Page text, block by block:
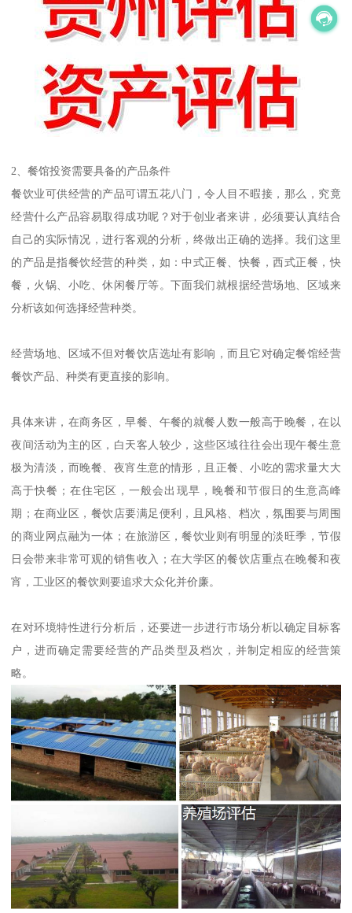
2、餐馆投资需要具备的产品条件
餐饮业可供经营的产品可谓五花八门，令人目不暇接，那么，究竟
经营什么产品容易取得成功呢？对于创业者来讲，必须要认真结合
自己的实际情况，进行客观的分析，终做出正确的选择。我们这里
的产品是指餐饮经营的种类，如：中式正餐、快餐，西式正餐，快
餐，火锅、小吃、休闲餐厅等。下面我们就根据经营场地、区域来
分析该如何选择经营种类。
经营场地、区域不但对餐饮店选址有影响，而且它对确定餐馆经营
餐饮产品、种类有更直接的影响。
具体来讲，在商务区，早餐、午餐的就餐人数一般高于晚餐，在以
夜间活动为主的区，白天客人较少，这些区域往往会出现午餐生意
极为清淡，而晚餐、夜宵生意的情形，且正餐、小吃的需求量大大
高于快餐；在住宅区，一般会出现早，晚餐和节假日的生意高峰
期；在商业区，餐饮店要满足便利，且风格、档次，氛围要与周围
的商业网点融为一体；在旅游区，餐饮业则有明显的淡旺季，节假
日会带来非常可观的销售收入；在大学区的餐饮店重点在晚餐和夜
宵，工业区的餐饮则要追求大众化并价廉。
在对环境特性进行分析后，还要进一步进行市场分析以确定目标客
户，进而确定需要经营的产品类型及档次，并制定相应的经营策
略。